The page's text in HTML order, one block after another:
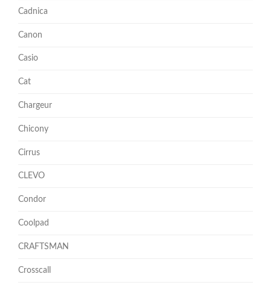
Cadnica
Canon
Casio
Cat
Chargeur
Chicony
Cirrus
CLEVO
Condor
Coolpad
CRAFTSMAN
Crosscall